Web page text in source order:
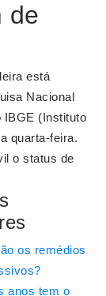
de
está
Nacional
IBGE (Instituto
quarta-feira.
o status de
os remédios
anos tem o